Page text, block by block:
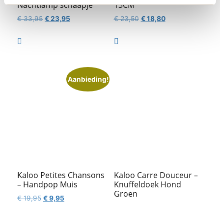
Nachtlamp schaapje
€33,95 Oorspronkelijke
€23,95

13CM
€23,50 Oorspronkelijke
€18,80Huidige

Aanbieding!
Kaloo Petites Chansons
– Handpop Muis
€19,95 Oorspronkelijke
€9,95Huidige
Kaloo Carre Douceur –
Knuffeldoek Hond
Groen